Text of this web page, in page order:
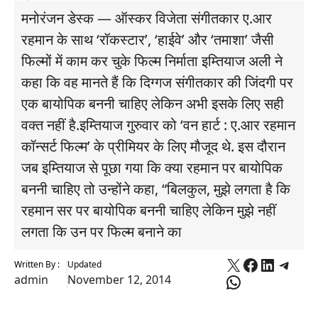
मनोरंजन डेस्क — ऑस्कर विजेता संगीतकार ए.आर
रहमान के साथ ‘रॉकस्टार’, ‘हाईवे’ और ‘तमाशा’ जैसी
फिल्मों में काम कर चुके फिल्म निर्माता इम्तियाज अली ने
कहा कि वह मानते हैं कि दिग्गज संगीतकार की जिंदगी पर
एक बायोपिक बननी चाहिए लेकिन अभी इसके लिए सही
वक्त नहीं है.इम्तियाज गुरुवार को ‘वन हार्ट : ए.आर रहमान
कॉन्सर्ट फिल्म’ के प्रीमियर के लिए मौजूद थे. इस दौरान
जब इम्तियाज से पूछा गया कि क्या रहमान पर बायोपिक
बननी चाहिए तो उन्होंने कहा, “बिलकुल, मुझे लगता है कि
रहमान सर पर बायोपिक बननी चाहिए लेकिन मुझे नहीं
लगता कि उन पर फिल्म बनाने का
Written By :
admin
Updated
November 12, 2014
X Facebook
WhatsApp